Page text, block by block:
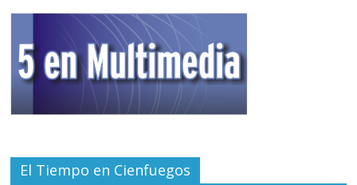
El Tiempo en Cienfuegos